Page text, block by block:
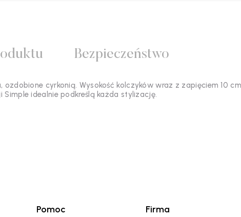
Bezpieczeństwo
cyrkonią. Wysokość kolczyków wraz z zapięciem 10
Simple idealnie podkreślą każda stylizację.
Pomoc Firma